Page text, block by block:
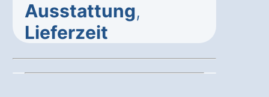
Ausstattung,
Lieferzeit